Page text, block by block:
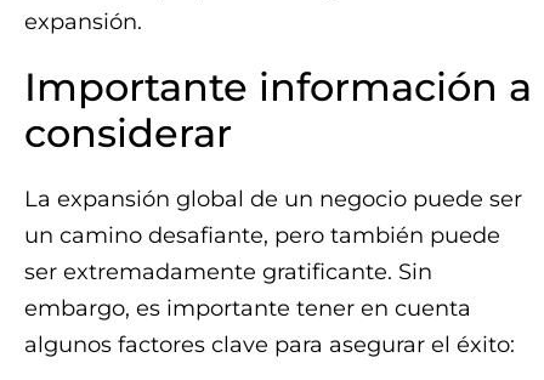
expansión.
Importante información a
considerar
La expansión global de un negocio puede ser
un camino desafiante, pero también puede
ser extremadamente gratificante. Sin
embargo, es importante tener en cuenta
algunos factores clave para asegurar el éxito: